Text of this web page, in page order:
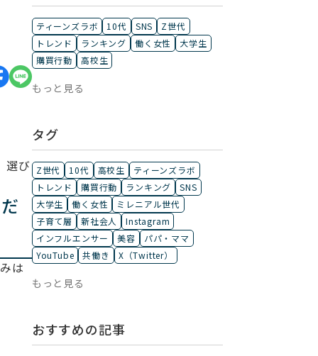
選び
は
ティーンズラボ 10代 SNS
Z世代
トレンド
ランキング 働く女性
大学生
購買行動
高校生
もっと見る
タグ
Z世代 10代 高校生
ティーンズラボ
トレンド
購買行動 ランキング
SNS
大学生
働く女性
ミレニアル世代
子育て層
新社会人
Instagram
インフルエンサー
美容
パパ・ママ
YouTube
共働き X（Twitter）
もっと見る
おすすめの記事